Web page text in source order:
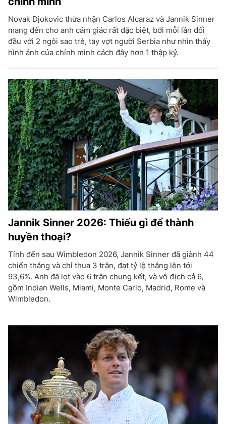
Novak Djokovic thừa nhận Carlos Alcaraz và Jannik Sinner
mang đến cho anh cảm giác rất đặc biệt, bởi mỗi lần đối
đầu với 2 ngôi sao trẻ, tay vợt người Serbia như nhìn thấy
hình ảnh của chính mình cách đây hơn 1 thập kỷ.
Jannik Sinner 2026: Thiếu gì để thành
huyền thoại?
Tính đến sau Wimbledon 2026, Jannik Sinner đã giành 44
chiến thắng và chỉ thua 3 trận, đạt tỷ lệ thắng lên tới
93,6%. Anh đã lọt vào 6 trận chung kết, và vô địch cả 6,
gồm Indian Wells, Miami, Monte Carlo, Madrid, Rome và
Wimbledon.